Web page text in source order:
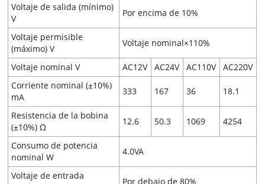
Voltaje de salida (mínimo)
V
Por encima de 10%
Voltaje permisible
(máximo) V
Voltaje nominal×110%
Voltaje nominal V AC12V AC24V AC110V
AC220V
Corriente nominal (±10%)
mA
333 167 36 18.1
Resistencia de la bobina
(±10%) Ω
12.6 50.3 1069 4254
Consumo de potencia
nominal W
4.0VA
Voltaje de entrada
Por debajo de 80%